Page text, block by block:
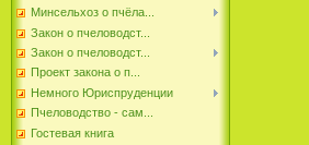
Минсельхоз о пчёла...
Закон о пчеловодст...
Закон о пчеловодст...
Проект закона о п...
Немного Юриспруденции
Пчеловодство - сам...
Гостевая книга